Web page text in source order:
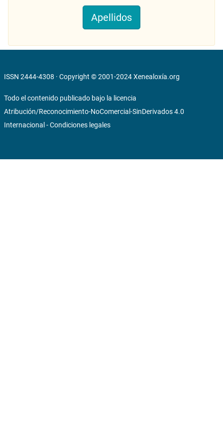
Apellidos
ISSN 2444-4308 · Copyright © 2001-2024Xenealoxía.org
Todo el contenido publicado bajo la licencia
Atribución/Reconocimiento-NoComercial-SinDerivados 4.0
Internacional -Condiciones legales